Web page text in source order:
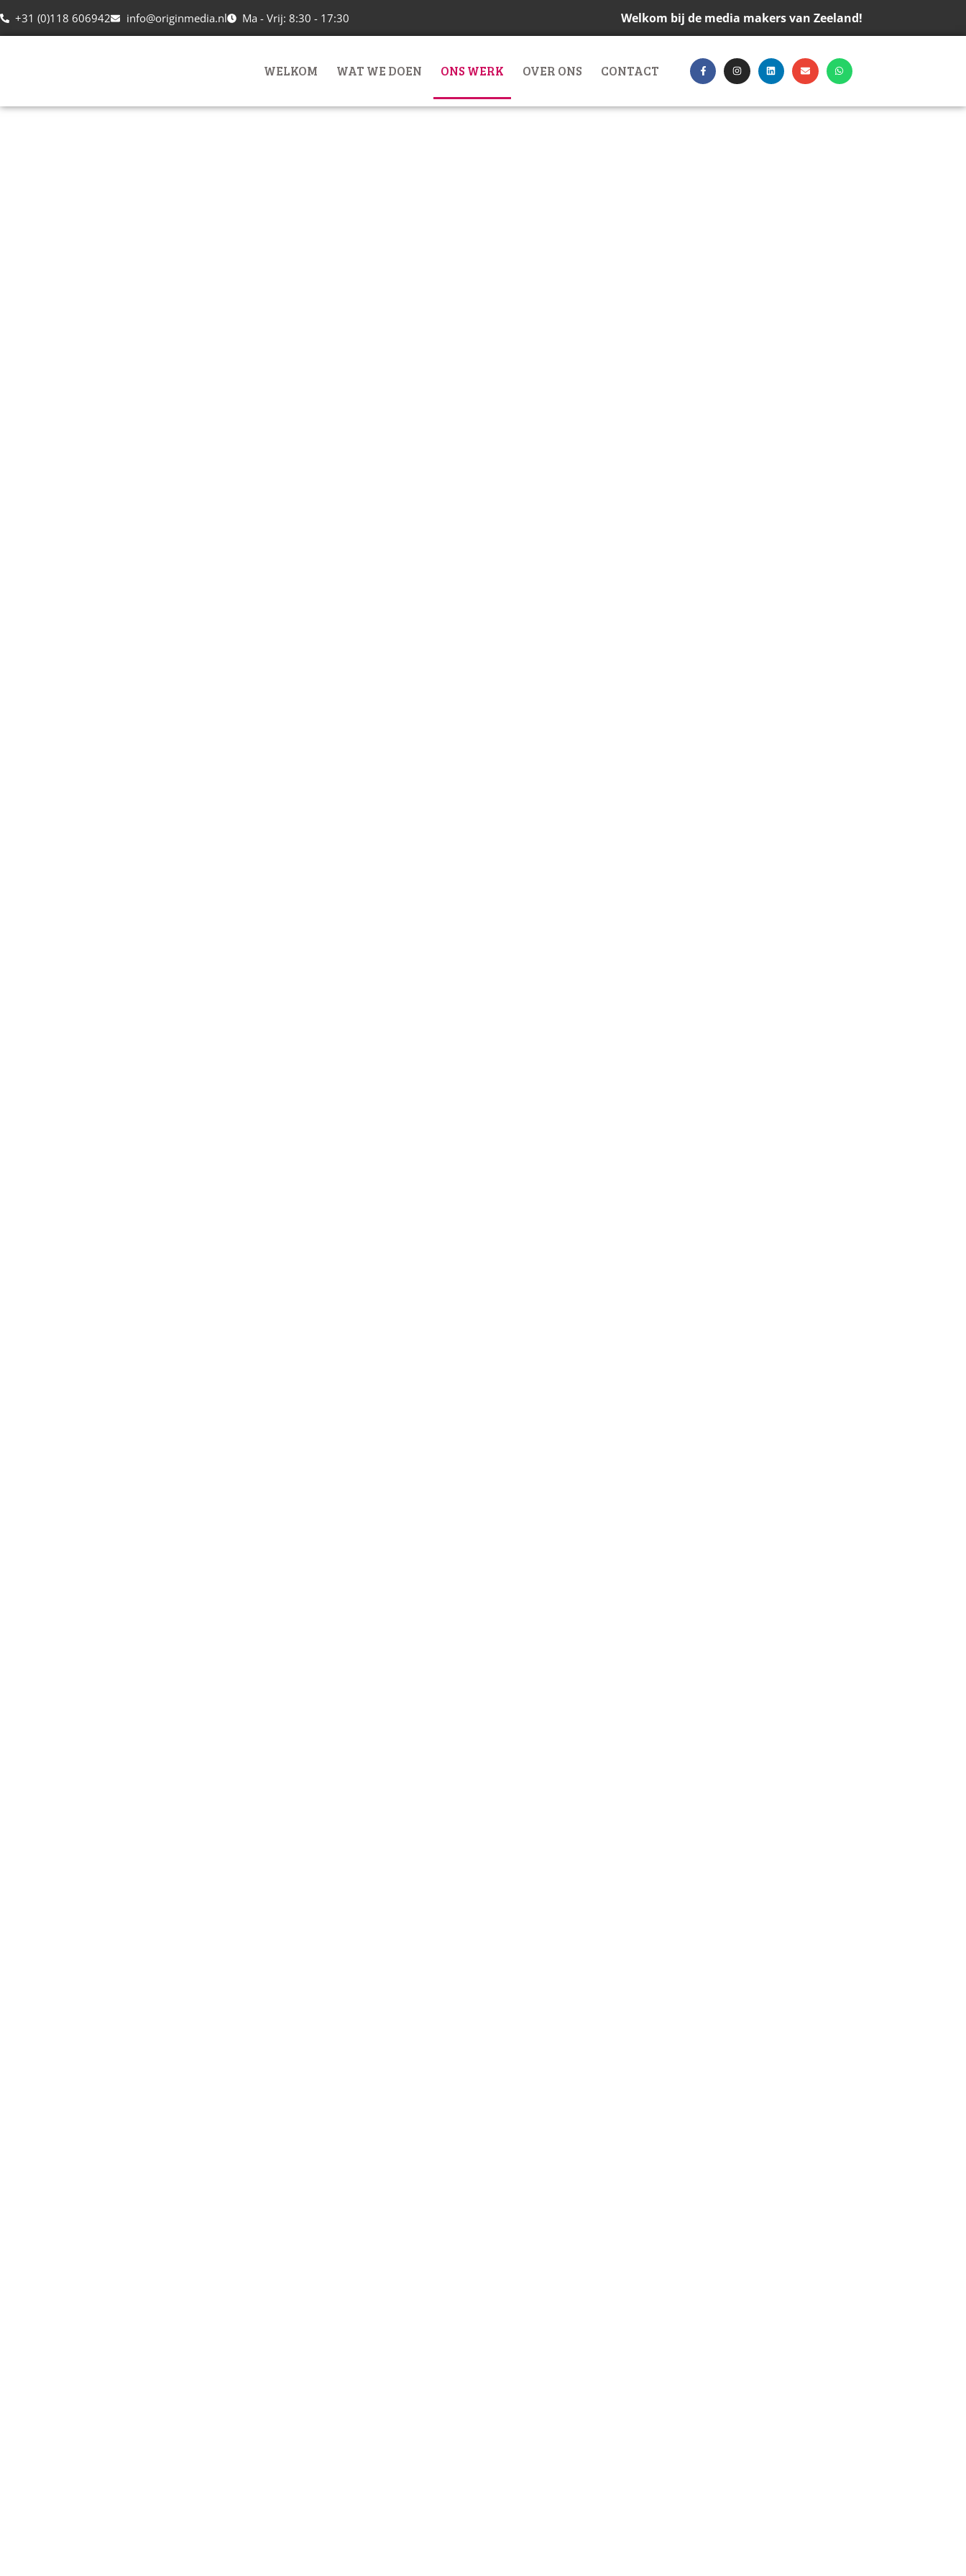
+31 (0)118 606942 info@originmedia.nl Ma - Vrij: 8:30 - 17:30 Welkom bij de media makers van Zeeland!
WELKOM WAT WE DOEN ONS WERK OVER ONS CONTACT